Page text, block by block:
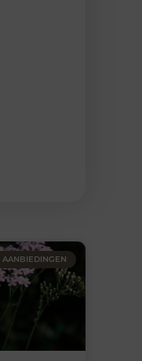
AANBIEDINGEN